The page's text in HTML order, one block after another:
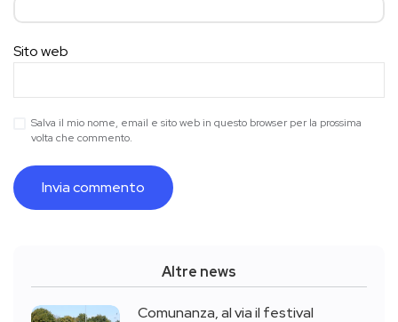
Sito web
Salva il mio nome, email e sito web in questo browser per la prossima
volta che commento.
Altre news
Comunanza, al via il festival